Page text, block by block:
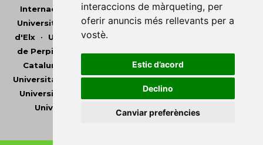
interaccions de màrqueting, per
oferir anuncis més rellevants per a
vostè.
Estic d’acord
Declino
Canviar preferències
Internacional de Catalunya • Universitat Jaume I
Universitat de Lleida •Universitat Miguel Hernández
d'Elx• Universitat Oberta de Catalunya
de Perpinyà Via Domitia
Catalunya
Universitat Politècnica de València
Universitat Pompeu Fabra•Universitat Ramon Llull
Universitat Rovira i Virgili
Universitat de Sàsser
Universitat de València
•
Universitat de Vic -